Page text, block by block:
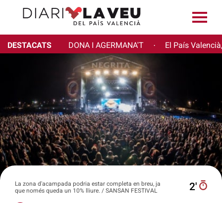
DESTACATS DONA I AGERMANA'T · El País
La zona d'acampada podria estar completa en breu, ja
que només queda un 10% lliure. / SANSAN FESTIVAL
2′